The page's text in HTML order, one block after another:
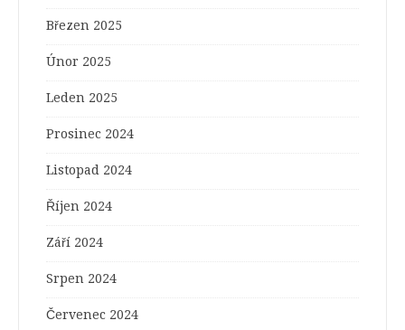
Březen 2025
Únor 2025
Leden 2025
Prosinec 2024
Listopad 2024
Říjen 2024
Září 2024
Srpen 2024
Červenec 2024